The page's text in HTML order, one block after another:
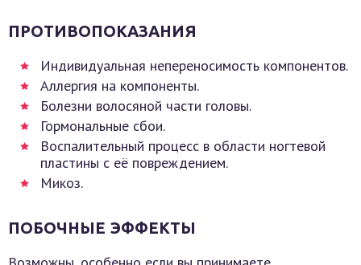
ПРОТИВОПОКАЗАНИЯ
Индивидуальная непереносимость компонентов.
Аллергия на компоненты.
Болезни волосяной части головы.
Гормональные сбои.
Воспалительный процесс в области ногтевой
пластины с её повреждением.
Микоз.
ПОБОЧНЫЕ ЭФФЕКТЫ